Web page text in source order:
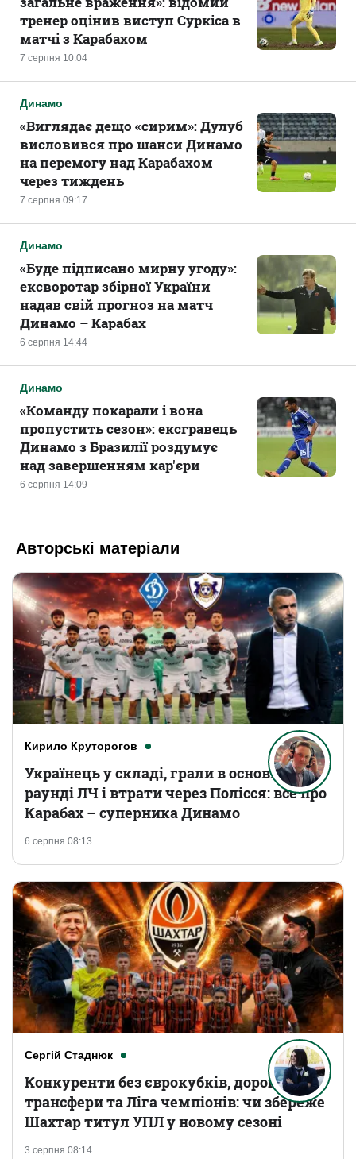
7 серпня 10:04
тренер оцінив виступ Суркіса в
матчі з Карабахом
Динамо
7 серпня 09:17
«Виглядає дещо «сирим»: Дулуб
висловився про шанси Динамо
на перемогу над Карабахом
через тиждень
Динамо
6 серпня 14:44
«Буде підписано мирну угоду»:
ексворотар збірної України
надав свій прогноз на матч
Динамо – Карабах
Динамо
6 серпня 14:09
«Команду покарали і вона
пропустить сезон»: ексгравець
Динамо з Бразилії роздумує
над завершенням кар'єри
Авторські матеріали
Кирило Круторогов
6 серпня 08:13
Українець у складі, грали в основному
раунді ЛЧ і втрати через Полісся: все про
Карабах – суперника Динамо
Сергій Стаднюк
3 серпня 08:14
Конкуренти без єврокубків, дорогі
трансфери та Ліга чемпіонів: чи збереже
Шахтар титул УПЛ у новому сезоні